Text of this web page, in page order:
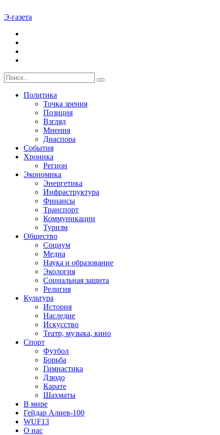
Э-газета
Политика
Точка зрения
Позиция
Взгляд
Мнения
Диаспора
События
Хроника
Регион
Экономика
Энергетика
Инфраструктура
Финансы
Транспорт
Коммуникации
Туризм
Общество
Социум
Медиа
Наука и образование
Экология
Социальная защита
Религия
Культура
История
Наследие
Искусство
Театр, музыка, кино
Спорт
Футбол
Борьба
Гимнастика
Дзюдо
Карате
Шахматы
В мире
Гейдар Алиев-100
WUF13
О нас